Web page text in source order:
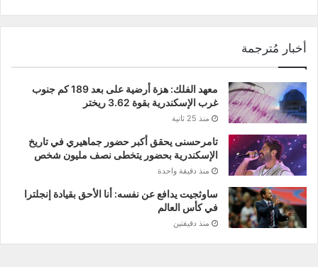
أخبار مُترجمة
معهد الفلك: هزة أرضية على بعد 189 كم جنوب
غرب الإسكندرية بقوة 3.62 ريختر
منذ 25 ثانية
تامرحسنى يحقق أكبر حضور جماهيري في تاريخ
الإسكندرية بحضور يتخطى نصف مليون شخص
منذ دقيقة واحدة
ساوثجيت يدافع عن نفسه: أنا الأحق بقيادة إنجلترا
في كأس العالم
منذ دقيقتين